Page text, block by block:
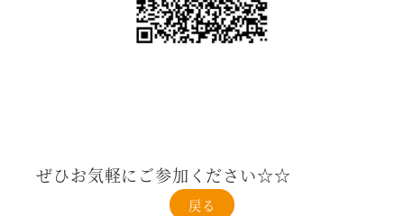
ぜひお気軽にご参加ください☆☆
戻る